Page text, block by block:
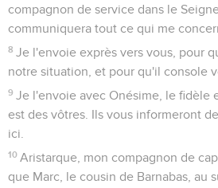
compagnon de service dans le
communiquera tout ce qui me
8 Je l'envoie exprès vers vous, pour
notre situation, et pour qu'il console
9 Je l'envoie avec Onésime, le fidèle
est des vôtres. Ils vous informeront
ici.
10 Aristarque, mon compagnon de
que Marc, le cousin de Barnabas, au